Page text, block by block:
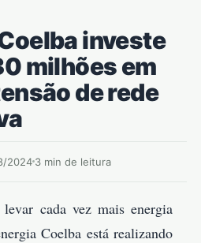
investe
milhões em
de rede
2024 3 min de leitura
cada vez mais energia
Coelba está realizando